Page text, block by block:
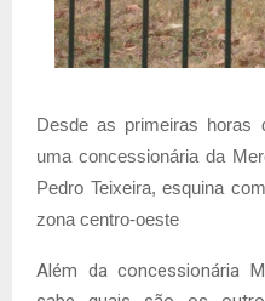
Desde as primeiras horas
uma concessionária da
Pedro Teixeira, esquina
zona centro-oeste
Além da concessionária